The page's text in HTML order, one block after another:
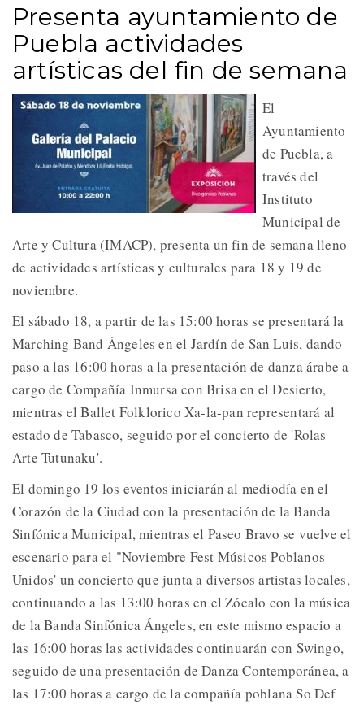
Presenta ayuntamiento de
Puebla actividades
artísticas del fin de semana
El
Ayuntamiento
de Puebla, a
través del
Instituto
Municipal de
Arte y Cultura (IMACP), presenta un fin de semana lleno
de actividades artísticas y culturales para 18 y 19 de
noviembre.
El sábado 18, a partir de las 15:00 horas se presentará la
Marching Band Ángeles en el Jardín de San Luis, dando
paso a las 16:00 horas a la presentación de danza árabe a
cargo de Compañía Inmursa con Brisa en el Desierto,
mientras el Ballet Folklorico Xa-la-pan representará al
estado de Tabasco, seguido por el concierto de 'Rolas
Arte Tutunaku'.
El domingo 19 los eventos iniciarán al mediodía en el
Corazón de la Ciudad con la presentación de la Banda
Sinfónica Municipal, mientras el Paseo Bravo se vuelve el
escenario para el "Noviembre Fest Músicos Poblanos
Unidos' un concierto que junta a diversos artistas locales,
continuando a las 13:00 horas en el Zócalo con la música
de la Banda Sinfónica Ángeles, en este mismo espacio a
las 16:00 horas las actividades continuarán con Swingo,
seguido de una presentación de Danza Contemporánea, a
las 17:00 horas a cargo de la compañía poblana So Def